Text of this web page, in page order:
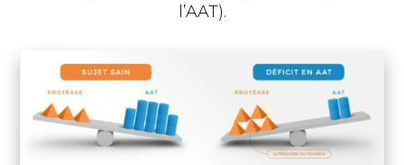
l’AAT).